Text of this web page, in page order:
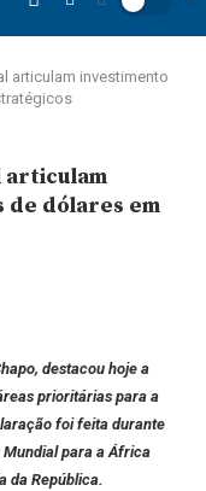
articulam investimento
articulam
de dólares em
destacou hoje a
prioritárias para a
foi feita durante
para a África
da República.